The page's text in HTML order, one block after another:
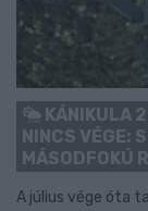
KÁNIKULA
NINCS VÉGE:
MÁSODFOKÚ
A július vége óta